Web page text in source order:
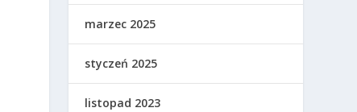
marzec 2025
styczeń 2025
listopad 2023